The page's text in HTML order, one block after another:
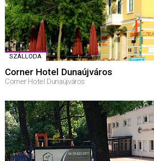
SZÁLLODA
Corner Hotel Dunaújváros
Corner Hotel Dunaújváros